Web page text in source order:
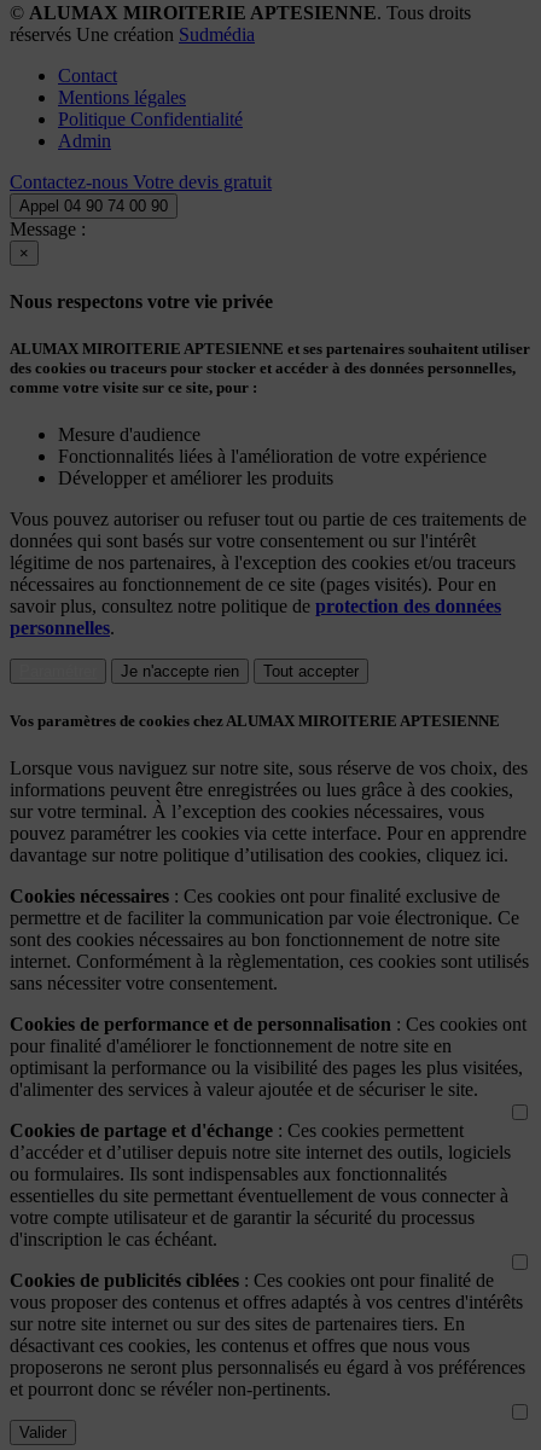
© ALUMAX MIROITERIE APTESIENNE. Tous droits
réservés Une création Sudmédia
Contact
Mentions légales
Politique Confidentialité
Admin
Contactez-nous Votre devis gratuit
Appel 04 90 74 00 90
Message :
×
Nous respectons votre vie privée
ALUMAX MIROITERIE APTESIENNE et ses partenaires souhaitent utiliser
des cookies ou traceurs pour stocker et accéder à des données personnelles,
comme votre visite sur ce site, pour :
Mesure d'audience
Fonctionnalités liées à l'amélioration de votre expérience
Développer et améliorer les produits
Vous pouvez autoriser ou refuser tout ou partie de ces traitements de
données qui sont basés sur votre consentement ou sur l'intérêt
légitime de nos partenaires, à l'exception des cookies et/ou traceurs
nécessaires au fonctionnement de ce site (pages visités). Pour en
savoir plus, consultez notre politique de protection des données
personnelles.
Je n'accepte rien Tout accepter
Vos paramètres de cookies chez ALUMAX MIROITERIE APTESIENNE
Lorsque vous naviguez sur notre site, sous réserve de vos choix, des
informations peuvent être enregistrées ou lues grâce à des cookies,
sur votre terminal. À l’exception des cookies nécessaires, vous
pouvez paramétrer les cookies via cette interface. Pour en apprendre
davantage sur notre politique d’utilisation des cookies, cliquez ici.
Cookies nécessaires : Ces cookies ont pour finalité exclusive de
permettre et de faciliter la communication par voie électronique. Ce
sont des cookies nécessaires au bon fonctionnement de notre site
internet. Conformément à la règlementation, ces cookies sont utilisés
sans nécessiter votre consentement.
Cookies de performance et de personnalisation : Ces cookies ont
pour finalité d'améliorer le fonctionnement de notre site en
optimisant la performance ou la visibilité des pages les plus visitées,
d'alimenter des services à valeur ajoutée et de sécuriser le site.
Cookies de partage et d'échange : Ces cookies permettent
d’accéder et d’utiliser depuis notre site internet des outils, logiciels
ou formulaires. Ils sont indispensables aux fonctionnalités
essentielles du site permettant éventuellement de vous connecter à
votre compte utilisateur et de garantir la sécurité du processus
d'inscription le cas échéant.
Cookies de publicités ciblées : Ces cookies ont pour finalité de
vous proposer des contenus et offres adaptés à vos centres d'intérêts
sur notre site internet ou sur des sites de partenaires tiers. En
désactivant ces cookies, les contenus et offres que nous vous
proposerons ne seront plus personnalisés eu égard à vos préférences
et pourront donc se révéler non-pertinents.
Valider